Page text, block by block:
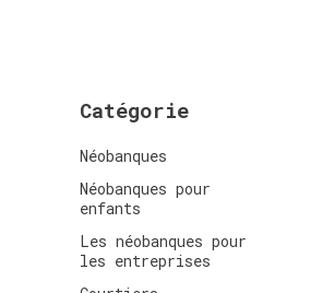
Catégorie
Néobanques
Néobanques pour
enfants
Les néobanques pour
les entreprises